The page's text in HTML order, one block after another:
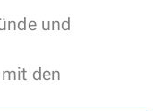
und
den